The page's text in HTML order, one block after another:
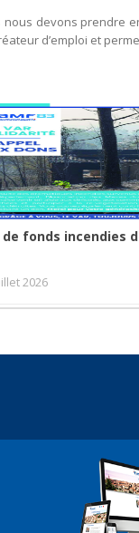
devons prendre
d’emploi et
de fonds incendies
2026